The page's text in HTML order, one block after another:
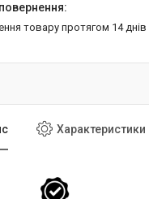
товару протягом 14 днів
Характеристики